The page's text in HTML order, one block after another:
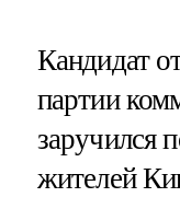
Кандидат
партии
заручился
жителей